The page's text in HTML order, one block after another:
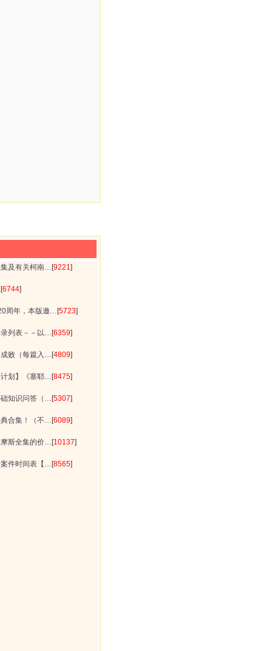
及有关柯南… [9221]
[6744]
周年，本版邀… [5723]
列表－－以… [6359]
败（每篇入… [4809]
划】《塞耶… [8475]
知识问答（… [5307]
合集！（不… [6089]
斯全集的价… [10137]
件时间表【… [8565]